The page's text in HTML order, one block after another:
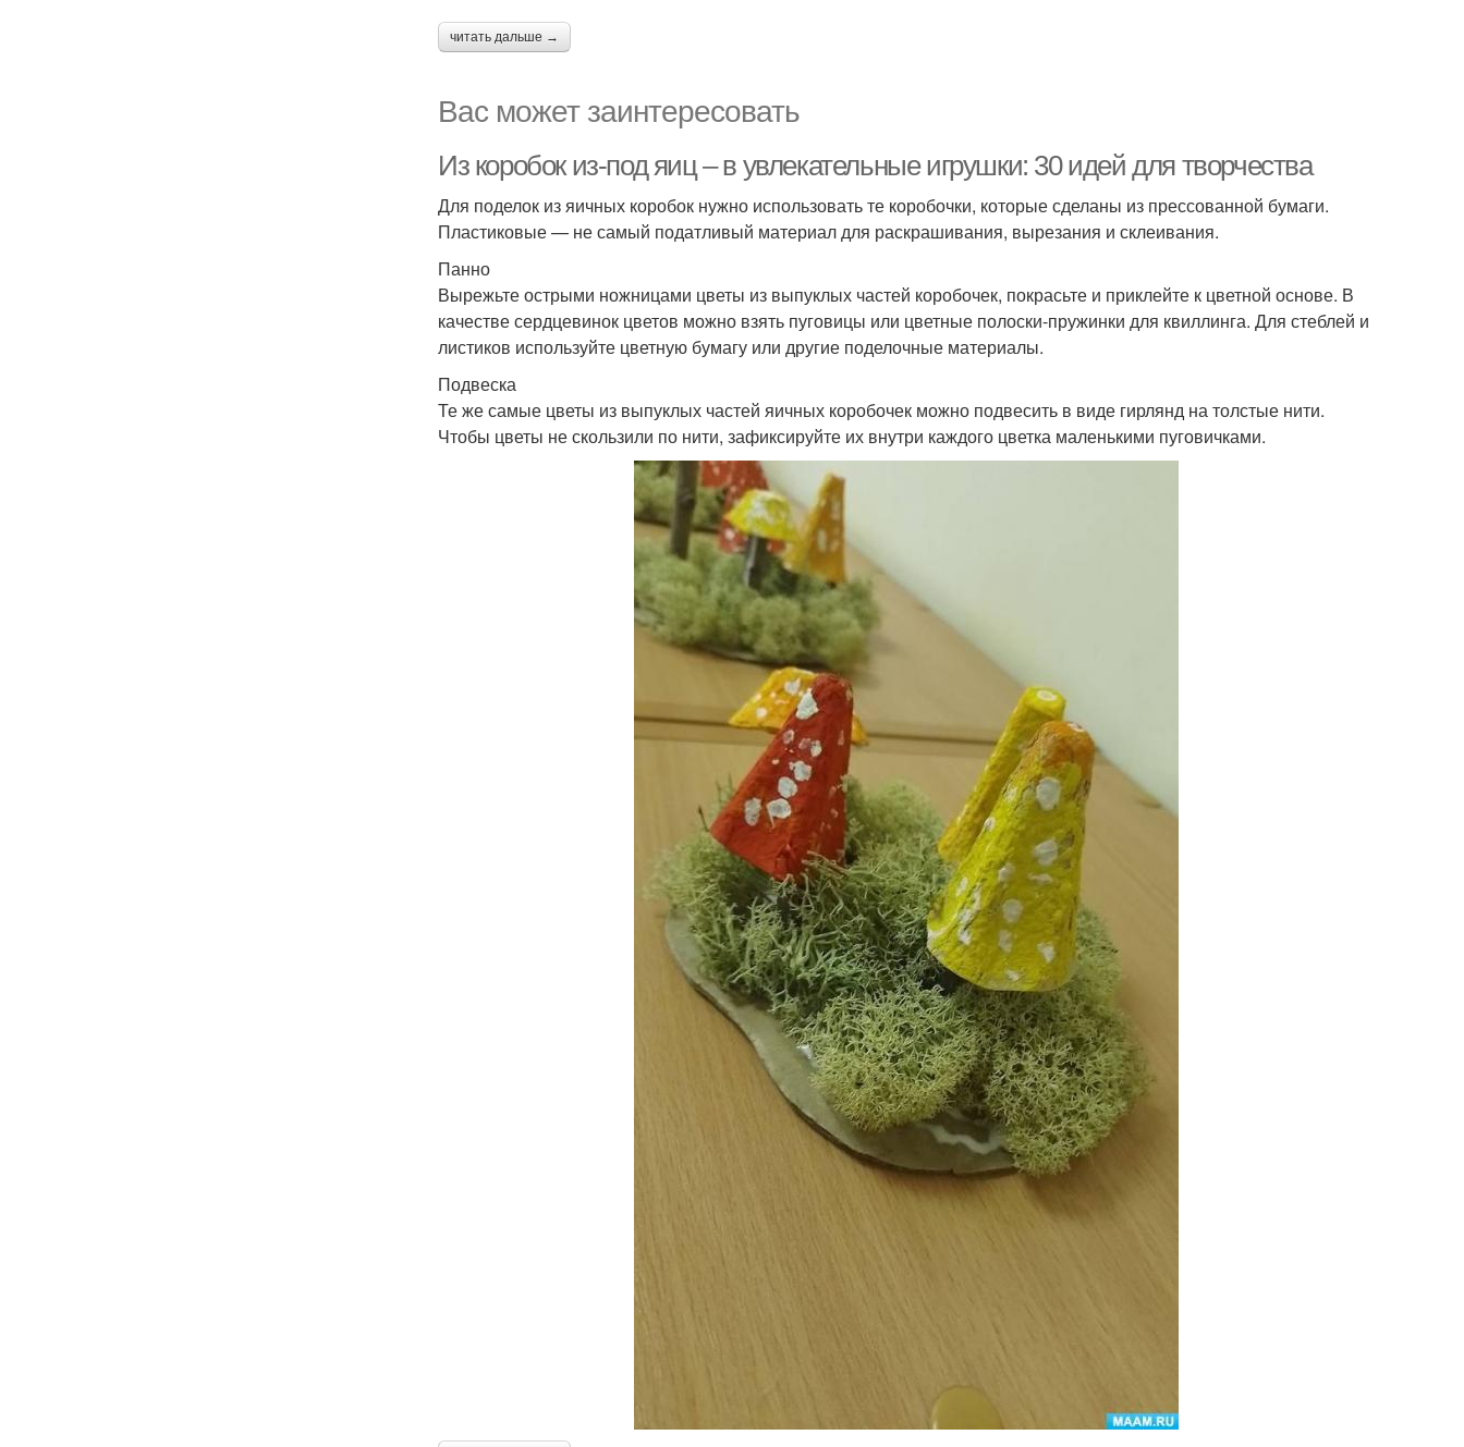
читать дальше →
Вас может заинтересовать
Из коробок из-под яиц – в увлекательные игрушки: 30 идей для творчества
Для поделок из яичных коробок нужно использовать те коробочки, которые сделаны из прессованной бумаги.
Пластиковые — не самый податливый материал для раскрашивания, вырезания и склеивания.
Панно
Вырежьте острыми ножницами цветы из выпуклых частей коробочек, покрасьте и приклейте к цветной основе. В
качестве сердцевинок цветов можно взять пуговицы или цветные полоски-пружинки для квиллинга. Для стеблей и
листиков используйте цветную бумагу или другие поделочные материалы.
Подвеска
Те же самые цветы из выпуклых частей яичных коробочек можно подвесить в виде гирлянд на толстые нити.
Чтобы цветы не скользили по нити, зафиксируйте их внутри каждого цветка маленькими пуговичками.